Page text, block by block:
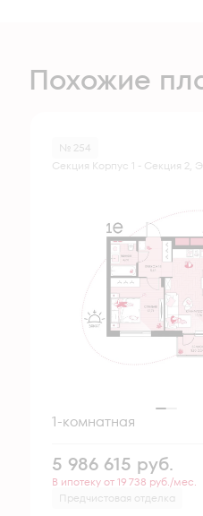
Похожие
№ 254
Секция Корпус 1 - Секция 2,
1-комнатная
5 986 615 руб.
В ипотеку от 19 738 руб./мес.
Предчистовая отделка